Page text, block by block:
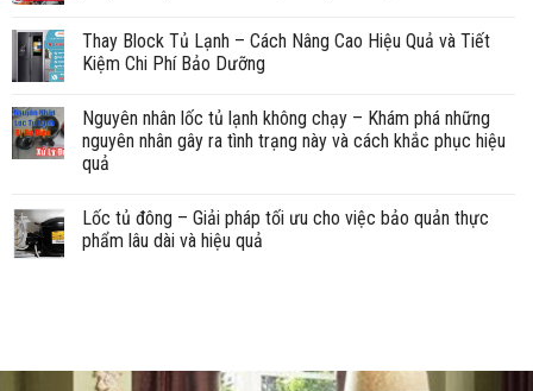
Thay Block Tủ Lạnh – Cách Nâng Cao Hiệu Quả và Tiết
Kiệm Chi Phí Bảo Dưỡng
Nguyên nhân lốc tủ lạnh không chạy – Khám phá những
nguyên nhân gây ra tình trạng này và cách khắc phục hiệu
quả
Lốc tủ đông – Giải pháp tối ưu cho việc bảo quản thực
phẩm lâu dài và hiệu quả